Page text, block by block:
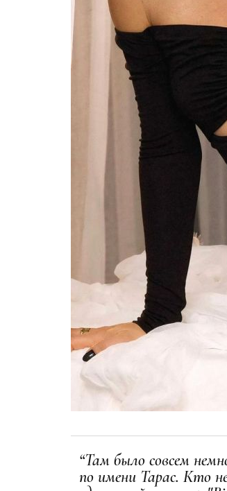
“Там было совсем
по имени Тарас. Кто